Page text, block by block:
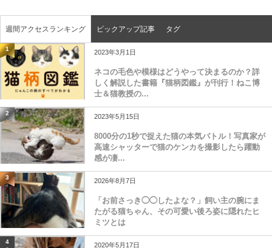
週間アクセスランキング ピックアップ記事 タグ
1 2023年3月1日
ネコの毛色や模様はどうやって決まるのか？詳
しく解説した書籍『猫柄図鑑』が刊行！ねこ博
士＆猫教授の...
2 2023年5月15日
8000分の1秒で捉えた猫の本気バトル！写真家が
高速シャッターで猫のケンカを撮影したら躍動
感が凄...
3 2026年8月7日
「お前さっき◯◯したよな？」飼い主の腕にま
たがる猫ちゃん、その可愛い後ろ姿に隠れたヒ
ミツとは
4 2020年5月17日